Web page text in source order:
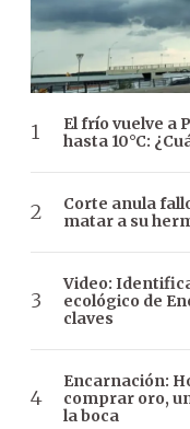
El frío vuelve a
hasta 10°C:
Corte anula
matar a su
Video:
ecológico de
claves
Encarnación:
comprar oro,
la boca